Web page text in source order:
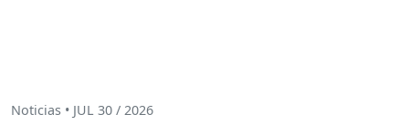
Noticias • JUL 30 / 2026